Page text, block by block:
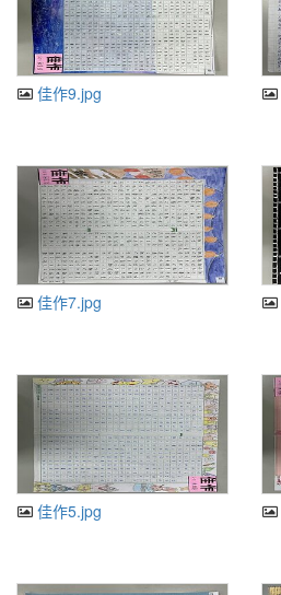
佳作9.jpg
佳作7.jpg
佳作5.jpg